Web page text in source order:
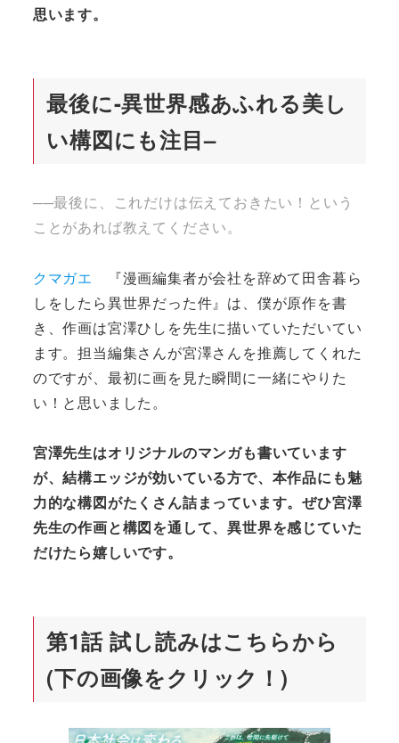
思います。
最後に-異世界感あふれる美し
い構図にも注目–
──最後に、これだけは伝えておきたい！という
ことがあれば教えてください。
クマガエ 『漫画編集者が会社を辞めて田舎暮ら
しをしたら異世界だった件』は、僕が原作を書
き、作画は宮澤ひしを先生に描いていただいてい
ます。担当編集さんが宮澤さんを推薦してくれた
のですが、最初に画を見た瞬間に一緒にやりた
い！と思いました。
宮澤先生はオリジナルのマンガも書いています
が、結構エッジが効いている方で、本作品にも魅
力的な構図がたくさん詰まっています。ぜひ宮澤
先生の作画と構図を通して、異世界を感じていた
だけたら嬉しいです。
第1話 試し読みはこちらから
(下の画像をクリック！)